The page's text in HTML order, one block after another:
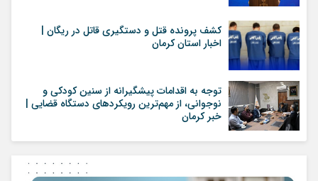
کشف پرونده قتل و دستگیری قاتل در ریگان |
اخبار استان کرمان
توجه به اقدامات پیشگیرانه از سنین کودکی و
نوجوانی، از مهم‌ترین رویکردهای دستگاه قضایی |
خبر کرمان